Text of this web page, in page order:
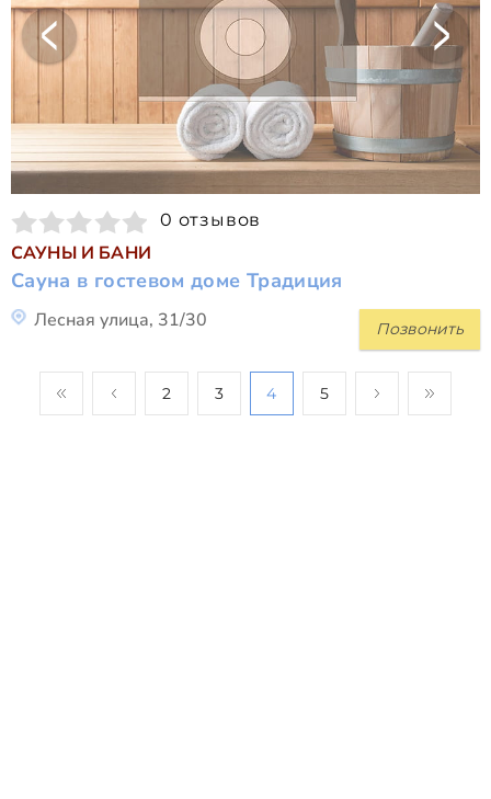
0 отзывов
САУНЫ И БАНИ
Сауна в гостевом доме Традиция
Позвонить
Лесная улица, 31/30
2 3 4 5